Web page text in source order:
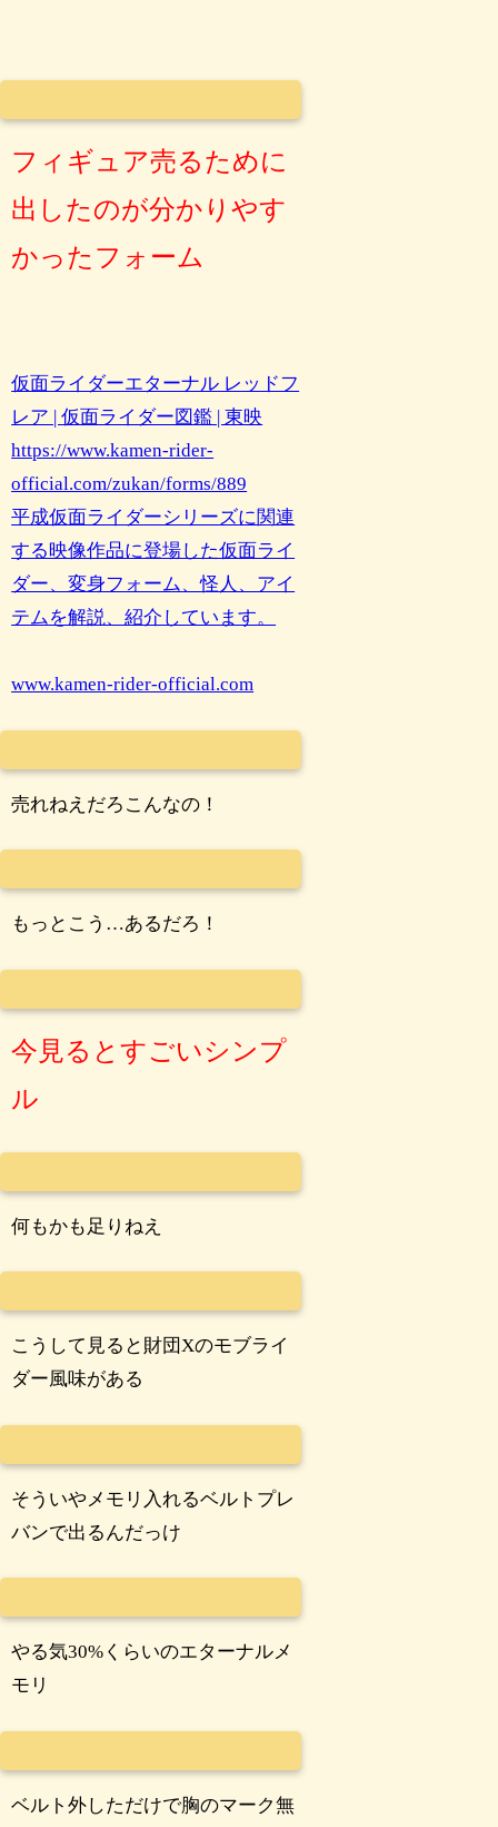
フィギュア売るために
出したのが分かりやす
かったフォーム
仮面ライダーエターナル レッドフ
レア | 仮面ライダー図鑑 | 東映
https://www.kamen-rider-
official.com/zukan/forms/889
平成仮面ライダーシリーズに関連
する映像作品に登場した仮面ライ
ダー、変身フォーム、怪人、アイ
テムを解説、紹介しています。
www.kamen-rider-official.com
売れねえだろこんなの！
もっとこう…あるだろ！
今見るとすごいシンプ
ル
何もかも足りねえ
こうして見ると財団Xのモブライ
ダー風味がある
そういやメモリ入れるベルトプレ
バンで出るんだっけ
やる気30%くらいのエターナルメ
モリ
ベルト外しただけで胸のマーク無